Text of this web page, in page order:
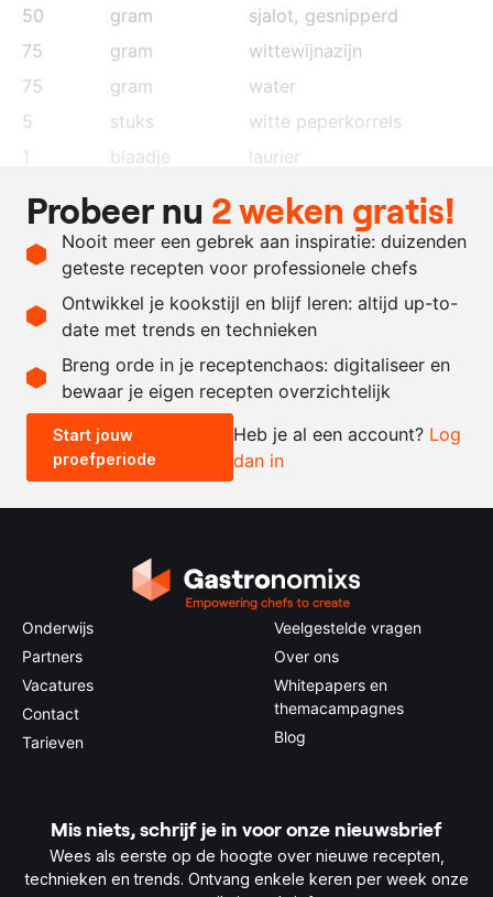
50
gram sjalot, gesnipperd
75
gram
wittewijnazijn
75
gram
water
5
stuks
witte peperkorrels
1
blaadje
laurier
300
gram
geklaarde boter
naar
zout
Recept omrekenen
- +
0.5x 1x 2x
Probeer nu 2 weken gratis!
Nooit meer een gebrek aan inspiratie: duizenden
geteste recepten voor professionele chefs
Ontwikkel je kookstijl en blijf leren: altijd up-to-
date met trends en technieken
Breng orde in je receptenchaos: digitaliseer en
bewaar je eigen recepten overzichtelijk
Start jouw
proefperiode
Heb je al een account? Log
dan in
Onderwijs
Partners
Vacatures
Contact
Tarieven
Veelgestelde vragen
Over ons
Whitepapers en
themacampagnes
Blog
Mis niets, schrijf je in voor onze nieuwsbrief
Wees als eerste op de hoogte over nieuwe recepten,
technieken en trends. Ontvang enkele keren per week onze